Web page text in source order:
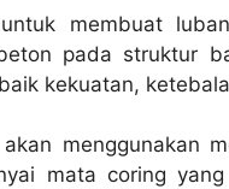
membuat
pada struktur
kekuatan,
menggunakan
mata coring